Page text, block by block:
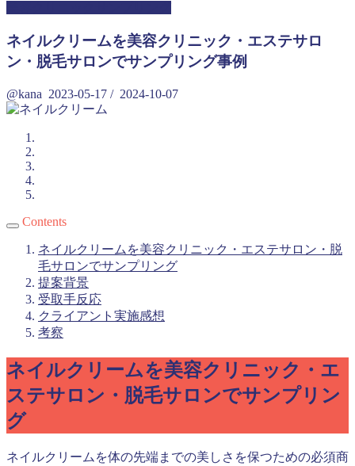
ネイルクリームを美容クリニック・エステサロ
ン・脱毛サロンでサンプリング事例
@kana 2023-05-17 / 2024-10-07
Contents
ネイルクリームを美容クリニック・エステサロン・脱
毛サロンでサンプリング
提案背景
受取手反応
クライアント実施感想
考察
ネイルクリームを美容クリニック・エ
ステサロン・脱毛サロンでサンプリン
グ
ネイルクリームを体の先端までの美しさを保つための必須商